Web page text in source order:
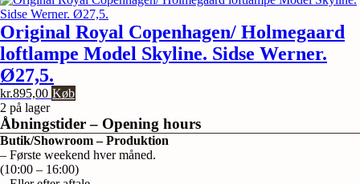
Original Royal Copenhagen/ Holmegaard
loftlampe Model Skyline. Sidse Werner.
Ø27,5.
kr.895,00 Køb
2 på lager
Åbningstider – Opening hours
Butik/Showroom – Produktion
– Første weekend hver måned.
(10:00 – 16:00)